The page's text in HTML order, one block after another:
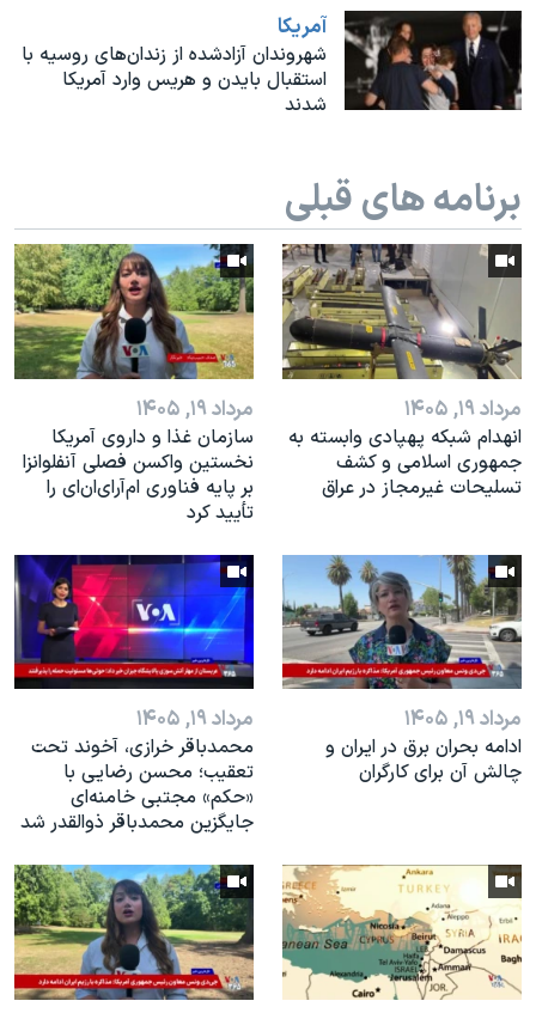
نرگس محمدی برنده جایزه نوبل صلح
همایش محافظه‌کاران آمریکا «سی‌پک»
سفر پرزیدنت ترامپ به چین
آمريکا
شهروندان آزادشده از زندان‌های روسیه با
استقبال بایدن و هریس وارد آمریکا
شدند
برنامه های قبلی
مرداد ۱۹, ۱۴۰۵
انهدام شبکه پهپادی وابسته به
جمهوری اسلامی و کشف
تسلیحات غیرمجاز در عراق
مرداد ۱۹, ۱۴۰۵
سازمان غذا و داروی آمریکا
نخستین واکسن فصلی آنفلوانزا
بر پایه فناوری ام‌آر‌ای‌ان‌ای را
تأیید کرد
مرداد ۱۹, ۱۴۰۵
ادامه بحران برق در ایران و
چالش آن برای کارگران
مرداد ۱۹, ۱۴۰۵
محمدباقر خرازی، آخوند تحت
تعقیب؛ محسن رضایی با
«حکم» مجتبی خامنه‌ای
جایگزین محمدباقر ذوالقدر شد